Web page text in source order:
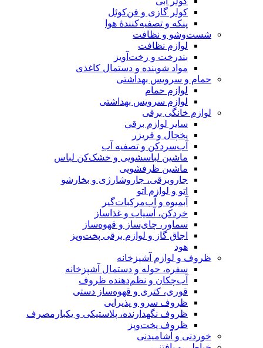
کولر گازی و فن‌کوئل
پنکه و تصفیه‌کنندهٔ هوا
شست‌وشو و نظافت
لوازم نظافت
بندرخت و رخت‌آویز
مواد شوینده و دستمال کاغذی
حمام و سرویس بهداشتی
لوازم حمام
لوازم سرویس بهداشتی
لوازم خانگی برقی
سایر لوازم برقی
یخچال و فریزر
آب‌سردکن و تصفیه آب
ماشین لباسشویی و خشک‌کن لباس
ماشین ظرفشویی
جاروبرقی، جاروشارژی و بخارشو
اتو و لوازم اتو
آبمیوه و آب‌مرکبات‌گیر
خردکن، آسیاب و غذاساز
سماور، چای‌ساز و قهوه‌ساز
اجاق گاز و لوازم برقی پخت‌وپز
هود
ظروف و لوازم آشپزخانه
سفره، حوله و دستمال آشپزخانه
آب‌چکان و نظم‌دهنده ظروف
قوری، کتری و قهوه‌ساز دستی
ظروف سرو و پذیرایی
ظروف نگهدارنده، پلاستیکی و یکبارمصرف
ظروف پخت‌وپز
خوردنی و آشامیدنی